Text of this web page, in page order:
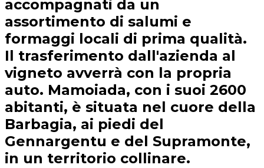
accompagnati da un
assortimento di salumi e
formaggi locali di prima qualità.
Il trasferimento dall'azienda al
vigneto avverrà con la propria
auto. Mamoiada, con i suoi 2600
abitanti, è situata nel cuore della
Barbagia, ai piedi del
Gennargentu e del Supramonte,
in un territorio collinare.